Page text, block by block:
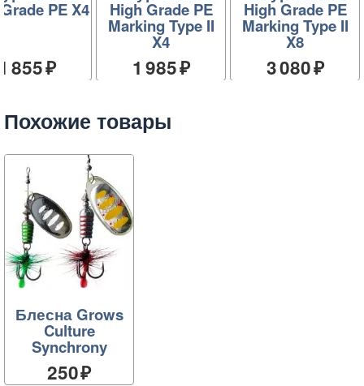
PE X4
855
High Grade PE
Marking Type II
X4
1 985
High Grade PE
Marking Type II
X8
3 080
Похожие товары
Блесна Grows
Culture
Synchrony
250